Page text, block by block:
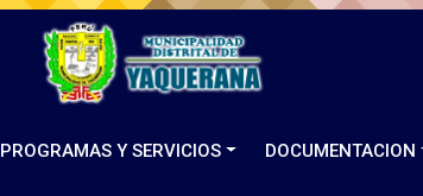
PROGRAMAS Y SERVICIOS DOCUMENTACION